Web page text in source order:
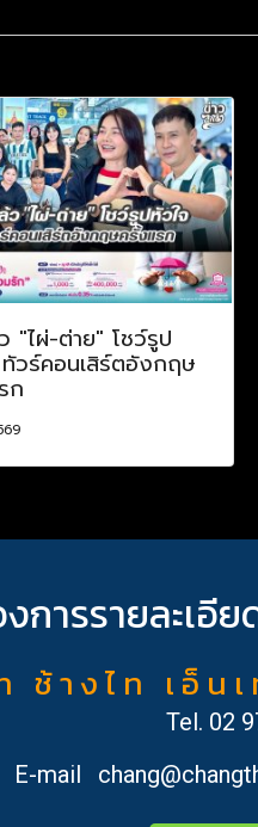
"ไผ่-ต่าย" โชว์รูป
วร์คอนเสิร์ตอังกฤษ
ก
การรายละเอี
ช้ า ง ไ ท เ อ็ น เ
Tel. 02
E-mail